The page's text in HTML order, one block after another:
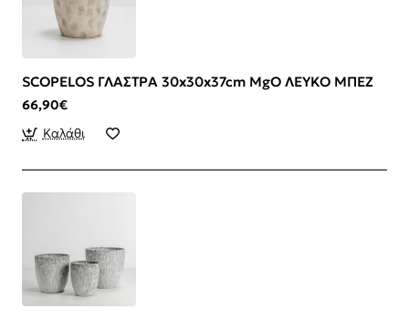
SCOPELOS ΓΛΑΣΤΡΑ 30x30x37cm MgO ΛΕΥΚΟ ΜΠΕΖ
66,90€
Καλάθι